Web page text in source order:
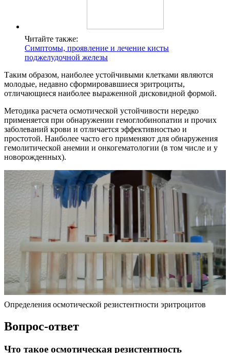
Читайте также:
Симптомы, проявление и лечение кисты
поджелудочной железы
Таким образом, наиболее устойчивыми клетками являются
молодые, недавно сформировавшиеся эритроциты,
отличающиеся наиболее выраженной дисковидной формой.
Методика расчета осмотической устойчивости нередко
применяется при обнаружении гемоглобинопатии и прочих
заболеваний крови и отличается эффективностью и
простотой. Наиболее часто его применяют для обнаружения
гемолитической анемии и онкогематологии (в том числе и у
новорожденных).
Определения осмотической резистентности эритроцитов
Вопрос-ответ
Что такое осмотическая резистентность